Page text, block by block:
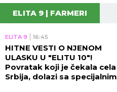
ELITA 9 | FARMERI
ELITA 9 16:45
HITNE VESTI O NJENOM
ULASKU U "ELITU 10"!
Povratak koji je čekala cela
Srbija, dolazi sa specijalnim